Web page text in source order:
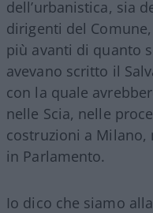
dell’urbanistica, sia
dirigenti del
più avanti di quanto
avevano scritto il
con la quale
nelle Scia, nelle
costruzioni a
in Parlamento.
Io dico che siamo